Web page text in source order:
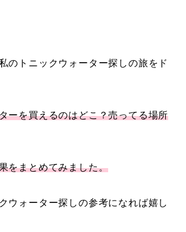
のトニックウォーター探しの旅をド
ーを買えるのはどこ？売ってる場所
をまとめてみました。
ウォーター探しの参考になれば嬉し